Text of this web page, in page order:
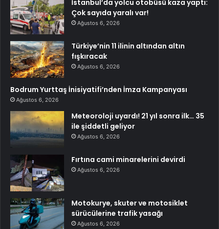
İstanbul’da yolcu otobüsü kaza yaptı:
Çok sayıda yaralı var!
Ağustos 6, 2026
Türkiye’nin 11 ilinin altından altın
fışkıracak
Ağustos 6, 2026
Bodrum Yurttaş İnisiyatifi’nden İmza Kampanyası
Ağustos 6, 2026
Meteoroloji uyardı! 21 yıl sonra ilk… 35
ile şiddetli geliyor
Ağustos 6, 2026
Fırtına cami minarelerini devirdi
Ağustos 6, 2026
Motokurye, skuter ve motosiklet
sürücülerine trafik yasağı
Ağustos 6, 2026